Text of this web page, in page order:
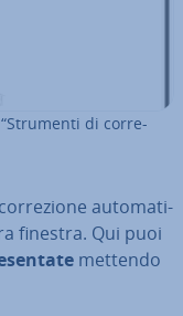
di cor­re­
au­to­ma­ti­
finestra. Qui puoi
mettendo